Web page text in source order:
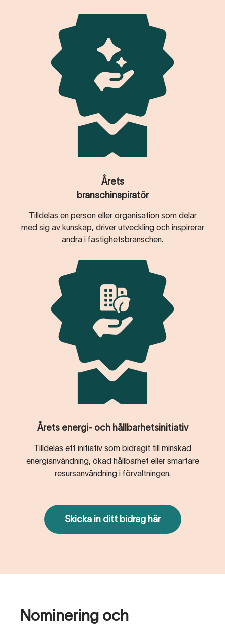
Årets
branschinspiratör
Tilldelas en person eller organisation som delar
med sig av kunskap, driver utveckling och inspirerar
andra i fastighetsbranschen.
Årets energi- och hållbarhetsinitiativ
Tilldelas ett initiativ som bidragit till minskad
energianvändning, ökad hållbarhet eller smartare
resursanvändning i förvaltningen.
Skicka in ditt bidrag här
Nominering och